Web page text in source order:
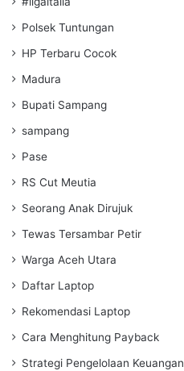
Polsek Tuntungan
HP Terbaru Cocok
Madura
Bupati Sampang
sampang
Pase
RS Cut Meutia
Seorang Anak Dirujuk
Tewas Tersambar Petir
Warga Aceh Utara
Daftar Laptop
Rekomendasi Laptop
Cara Menghitung Payback
Strategi Pengelolaan Keuangan